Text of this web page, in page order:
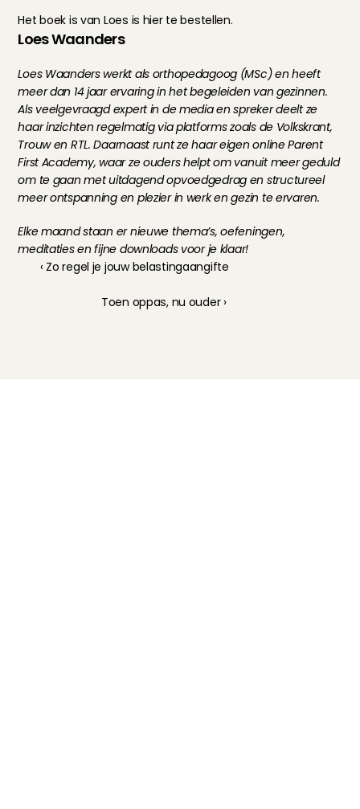
Het boek is van Loes is hier te bestellen.
Loes Waanders
Loes Waanders werkt als orthopedagoog (MSc) en heeft
meer dan 14 jaar ervaring in het begeleiden van gezinnen.
Als veelgevraagd expert in de media en spreker deelt ze
haar inzichten regelmatig via platforms zoals de Volkskrant,
Trouw en RTL. Daarnaast runt ze haar eigen online Parent
First Academy, waar ze ouders helpt om vanuit meer geduld
om te gaan met uitdagend opvoedgedrag en structureel
meer ontspanning en plezier in werk en gezin te ervaren.
Elke maand staan er nieuwe thema’s, oefeningen,
meditaties en fijne downloads voor je klaar!
‹ Zo regel je jouw belastingaangifte
Toen oppas, nu ouder ›